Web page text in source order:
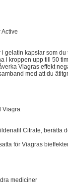
gelatin kapslar som
i kroppen upp till 50
Viagras effekt
med att du
Viagra
Citrate, berätta
för Viagras
mediciner